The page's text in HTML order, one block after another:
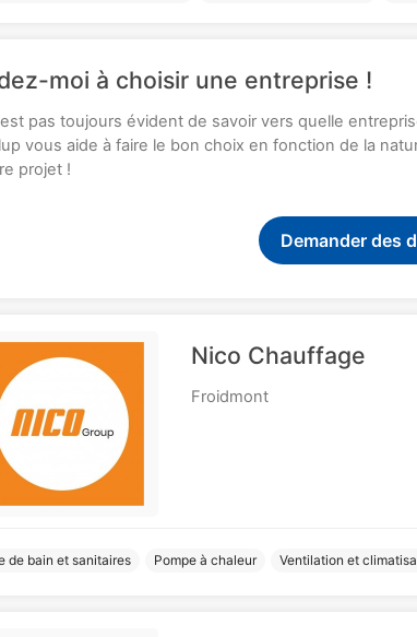
moi à choisir une entreprise !
pas toujours évident de savoir vers quelle
vous aide à faire le bon choix en fonction de la
projet !
Demander des
Nico Chauffage
Froidmont
de bain et sanitaires Pompe à chaleur Ventilation et